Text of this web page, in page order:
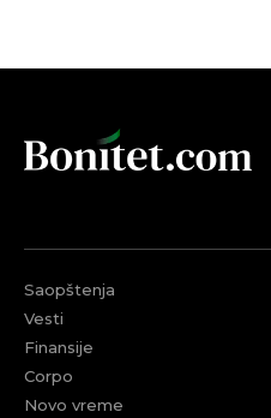
Saopštenja
Vesti
Finansije
Corpo
Novo vreme